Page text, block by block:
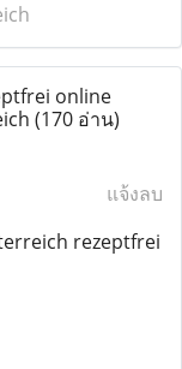
online
(170 อ่าน)
แจ้งลบ
rezeptfrei